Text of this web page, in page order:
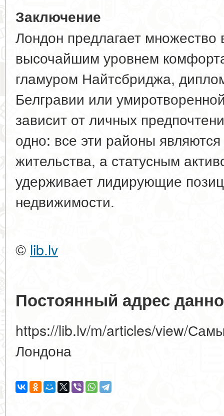
Заключение
Лондон предлагает
высочайшим уровнем
гламуром Найтсбриджа,
Белгравии или
зависит от личных
одно: все эти районы
жительства, а статусным
удерживает лидирующие
недвижимости.
© lib.lv
Постоянный адрес
https://lib.lv/m/articles/view/
Лондона